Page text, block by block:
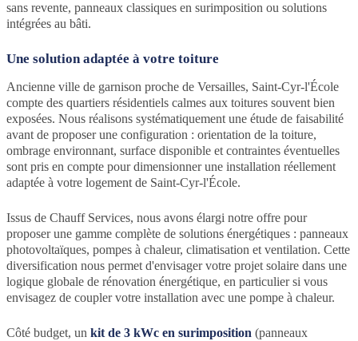
sans revente, panneaux classiques en surimposition ou solutions
intégrées au bâti.
Une solution adaptée à votre toiture
Ancienne ville de garnison proche de Versailles, Saint-Cyr-l'École
compte des quartiers résidentiels calmes aux toitures souvent bien
exposées. Nous réalisons systématiquement une étude de faisabilité
avant de proposer une configuration : orientation de la toiture,
ombrage environnant, surface disponible et contraintes éventuelles
sont pris en compte pour dimensionner une installation réellement
adaptée à votre logement de Saint-Cyr-l'École.
Issus de Chauff Services, nous avons élargi notre offre pour
proposer une gamme complète de solutions énergétiques : panneaux
photovoltaïques, pompes à chaleur, climatisation et ventilation. Cette
diversification nous permet d'envisager votre projet solaire dans une
logique globale de rénovation énergétique, en particulier si vous
envisagez de coupler votre installation avec une pompe à chaleur.
Côté budget, un kit de 3 kWc en surimposition (panneaux